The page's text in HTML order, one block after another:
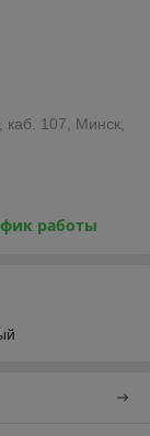
каб. 107, Минск,
работы